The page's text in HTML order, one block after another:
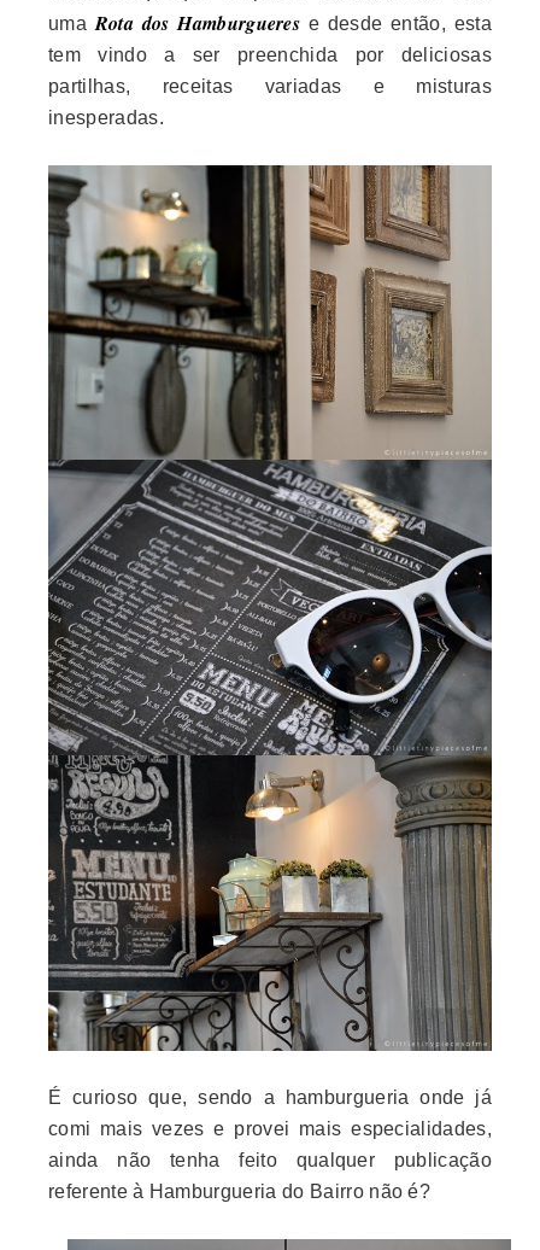
uma Rota dos Hamburgueres e desde então, esta
tem vindo a ser preenchida por deliciosas
partilhas, receitas variadas e misturas
inesperadas.
É curioso que, sendo a hamburgueria onde já
comi mais vezes e provei mais especialidades,
ainda não tenha feito qualquer publicação
referente à Hamburgueria do Bairro não é?